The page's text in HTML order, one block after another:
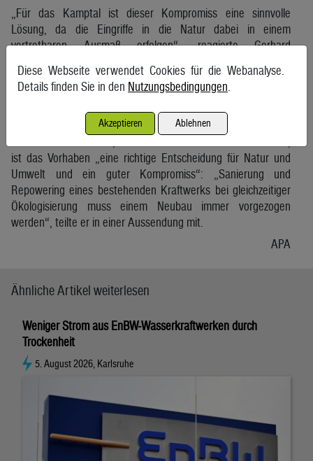
„Für das Kamptal ist dieser Kompromiss eine sinnvolle
Lösung, da die Eingriffe in die Natur dabei in einem
vertretbaren Ausmaß erfolgen“, reagierte Gerhard
Ehrenpräsident des Umweltdachverbandes. Die EVN habe
einen Mittelweg „zwischen Naturschutz und dem dringend
notwendigen Klimaschutz bzw. erneuerbaren Energien
eingeschlagen, der von uns Naturschützern sehr begrüßt
ist das Vorhaben „eine richtige Entscheidung für Natur und
Umwelt und ein guter Kompromiss“: „Sanierung und
Repowering eines bestehenden Kraftwerks bei gleichzeitiger
Ökologisierung muss einem Neubau immer vorgezogen
werden“, teilte er in einer Aussendung mit.
APA
Ähnliche Artikel weiterlesen
Weniger Strom aus EnBW-Wasserkraftwerken durch
Trockenheit
5. August 2026, Karlsruhe
Diese Webseite verwendet Cookies für die Webanalyse.
Details finden Sie in den Nutzungsbedingungen.
Akzeptieren Ablehnen